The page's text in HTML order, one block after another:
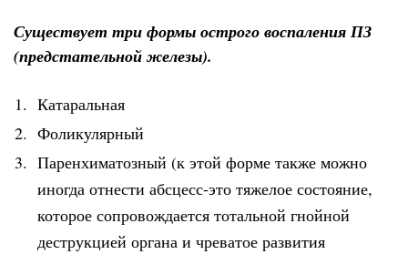
Существует три формы острого воспаления ПЗ
(предстательной железы).
Катаральная
Фоликулярный
Паренхиматозный (к этой форме также можно
иногда отнести абсцесс-это тяжелое состояние,
которое сопровождается тотальной гнойной
деструкцией органа и чреватое развития